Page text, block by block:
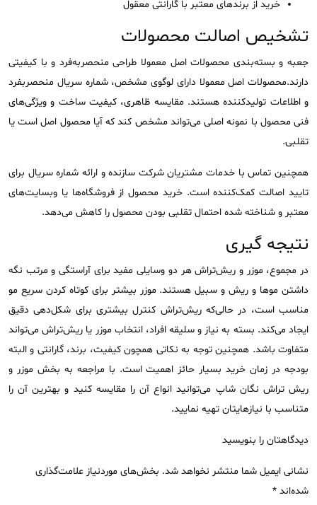
خرید از برندهای معتبر با گارانتی معقول
تشخیص اصالت محصولات
جعبه و بسته‌بندی محصولات اصل معمولا طراحی منحصربه‌فرد و با کیفیتی
دارند.محصولات اصل معمولا دارای لوگوی مشخص، شماره سریال منحصربفرد
و اطلاعات تولیدکننده هستند. مقایسه ظاهری، کیفیت ساخت و ویژگی‌های
فنی محصول با نمونه اصلی می‌تواند مشخص کند که آیا محصول اصل است یا
تقلبی.
همچنین تماس با خدمات مشتریان شرکت سازنده و ارائه شماره سریال برای
تایید اصالت کمک‌کننده است. خرید محصول از فروشگاه‌ها یا وبسایت‌های
معتبر و شناخته شده احتمال تقلبی بودن محصول را کاهش می‌دهد.
نتیجه گیری
در مجموع، موزر و ریش‌تراش هر دو وسایلی مفید برای آراستگی و مرتب نگه
داشتن موها و ریش و سبیل هستند. موزر بیشتر برای کوتاه کردن سریع مو
مناسب است، در حالی‌که ریش‌تراش کنترل بیشتری برای شکل‌دهی دقیق
ایجاد می‌کند. بسته به نیاز و سلیقه افراد، انتخاب موزر یا ریش‌تراش می‌تواند
متفاوت باشد. همچنین توجه به نکاتی همچون کیفیت، برند، گارانتی و البته
بودجه در زمان خرید بسیار حائز اهمیت است. با مراجعه به بخش موزر و
ریش تراش نگان شاپ می‌توانید انواع آن را مقایسه کنید و بهترین آن را
متناسب با نیازهایتان تهیه نمایید.
دیدگاهتان را بنویسید
نشانی ایمیل شما منتشر نخواهد شد. بخش‌های موردنیاز علامت‌گذاری
شده‌اند *